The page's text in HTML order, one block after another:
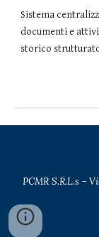
Sistema
documenti e
storico
PCMR S.R.L.s -